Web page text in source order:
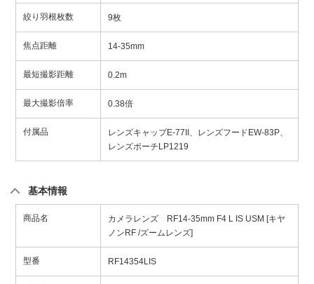
絞り羽根枚数 9枚
焦点距離 14-35mm
最短撮影距離 0.2m
最大撮影倍率 0.38倍
付属品
レンズキャップE-77II、レンズフードEW-83P、
レンズポーチLP1219
基本情報
商品名
カメラレンズ RF14-35mm F4 L IS USM [キヤ
ノンRF /ズームレンズ]
型番 RF14354LIS